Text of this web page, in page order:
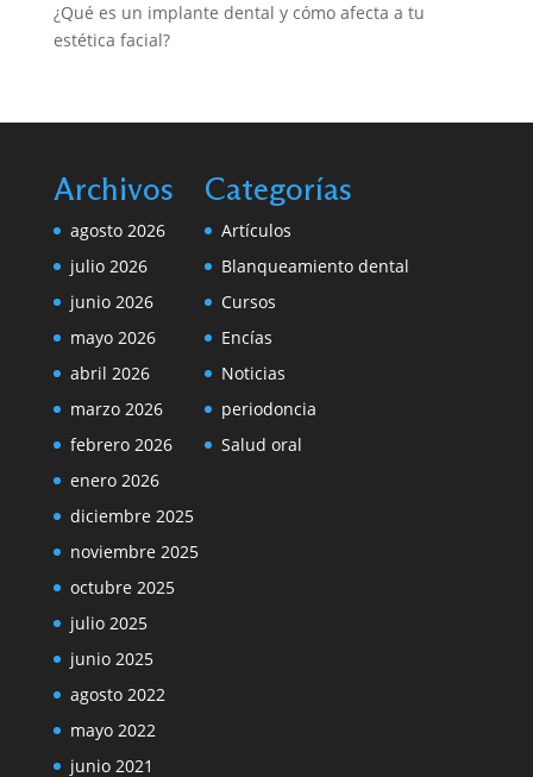
¿Qué es un implante dental y cómo afecta a tu
estética facial?
Archivos
agosto 2026
julio 2026
junio 2026
mayo 2026
abril 2026
marzo 2026
febrero 2026
enero 2026
diciembre 2025
noviembre 2025
octubre 2025
julio 2025
junio 2025
agosto 2022
mayo 2022
junio 2021
Categorías
Artículos
Blanqueamiento dental
Cursos
Encías
Noticias
periodoncia
Salud oral